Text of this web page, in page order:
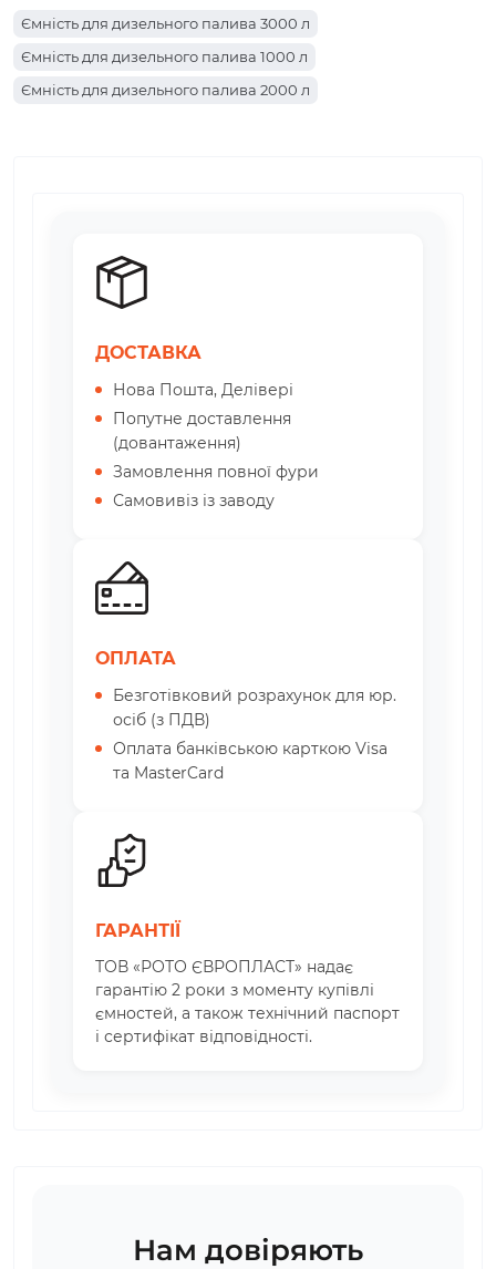
Ємність для дизельного палива 3000 л
Ємність для дизельного палива 1000 л
Ємність для дизельного палива 2000 л
ДОСТАВКА
Нова Пошта, Делівері
Попутне доставлення
(довантаження)
Замовлення повної фури
Самовивіз із заводу
ОПЛАТА
Безготівковий розрахунок для юр.
осіб (з ПДВ)
Оплата банківською карткою Visa
та MasterCard
ГАРАНТІЇ
ТОВ «РОТО ЄВРОПЛАСТ» надає
гарантію 2 роки з моменту купівлі
ємностей, а також технічний паспорт
і сертифікат відповідності.
Нам довіряють